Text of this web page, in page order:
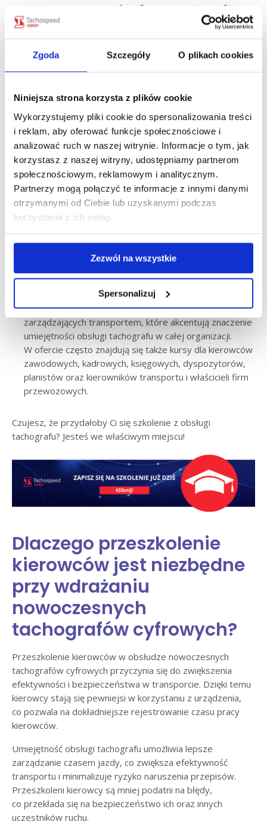
Zgoda Szczegóły O plikach cookies
Niniejsza strona korzysta z plików cookie
Wykorzystujemy pliki cookie do spersonalizowania treści
i reklam, aby oferować funkcje społecznościowe i
analizować ruch w naszej witrynie. Informacje o tym, jak
korzystasz z naszej witryny, udostępniamy partnerom
społecznościowym, reklamowym i analitycznym.
Partnerzy mogą połączyć te informacje z innymi danymi
otrzymanymi od Ciebie lub uzyskanymi podczas
korzystania z ich usług.
Zezwól na wszystkie
Spersonalizuj
Jak nauczyć się obsługi
tachografu cyfrowego?
Oto najlepsze sposoby!
na różne sposoby, co pozwala dostosować metodę nauki
do indywidualnych potrzeb. Kluczowe jest, aby kierowcy
oraz osoby związane z transportem zrozumieli, jak ważne
jest, aby prawidłowo posługiwać się tym urządzeniem, aby
zapewnić zgodność z przepisami i bezpieczeństwo
na drogach.
Oto kilka skutecznych sposobów na naukę obsługi
tachografu cyfrowego:
Samodzielna nauka z instrukcją obsługi
korzystanie z instrukcji tachografu cyfrowego,
która może liczyć nawet ponad 100 stron.
Porady od doświadczonych kierowców
doświadczeń i wskazówek z kolegami z branży.
Szkolenia prowadzone przez specjalistów
obejmują programy skierowane do osób
zarządzających transportem, które akcentują znaczenie
umiejętności obsługi tachografu w całej organizacji.
W ofercie często znajdują się także kursy dla kierowców
zawodowych, kadrowych, księgowych, dyspozytorów,
planistów oraz kierowników transportu i właścicieli firm
przewozowych.
Czujesz, że przydałoby Ci się szkolenie z obsługi
tachografu? Jesteś we właściwym miejscu!
Dlaczego przeszkolenie
kierowców jest niezbędne
przy wdrażaniu
nowoczesnych
tachografów cyfrowych?
Przeszkolenie kierowców w obsłudze nowoczesnych
tachografów cyfrowych przyczynia się do zwiększenia
efektywności i bezpieczeństwa w transporcie. Dzięki temu
kierowcy stają się pewniejsi w korzystaniu z urządzenia,
co pozwala na dokładniejsze rejestrowanie czasu pracy
kierowców.
Umiejętność obsługi tachografu umożliwia lepsze
zarządzanie czasem jazdy, co zwiększa efektywność
transportu i minimalizuje ryzyko naruszenia przepisów.
Przeszkoleni kierowcy są mniej podatni na błędy,
co przekłada się na bezpieczeństwo ich oraz innych
uczestników ruchu.